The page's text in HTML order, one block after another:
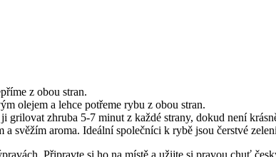
z obou stran.
olejem a lehce potřeme rybu z obou stran.
zhruba 5-7 minut z každé strany, dokud není
svěžím aroma. Ideální společníci k rybě jsou čerstvé